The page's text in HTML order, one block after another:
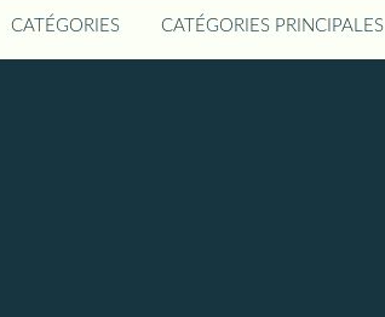
CATÉGORIES CATÉGORIES PRINCIPALES